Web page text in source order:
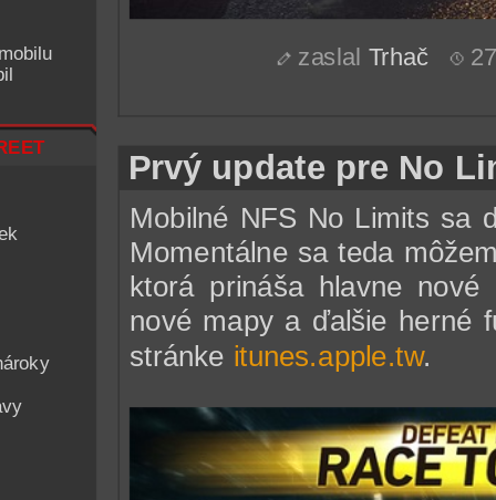
zaslal Trhač
Prvý update pre No
Mobilné NFS No Limits sa
Momentálne sa teda
ktorá prináša hlavne
nové mapy a ďalšie herné
stránke itunes.apple.tw.